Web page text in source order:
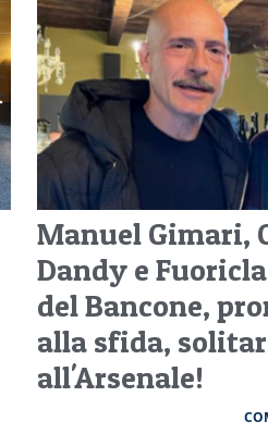
Manuel Gimari,
Dandy e
del Bancone,
alla sfida,
all'Arsenale!